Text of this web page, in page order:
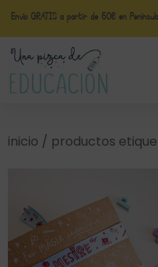
Envío GRATIS a partir de 50€ en
inicio / productos